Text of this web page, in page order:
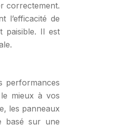
correctement.
l’efficacité de
paisible. Il est
performances
mieux à vos
les panneaux
basé sur une